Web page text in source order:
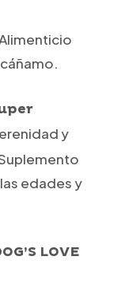
y
edades y
LOVE